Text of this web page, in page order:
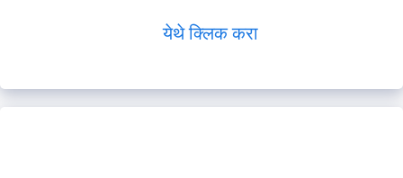
येथे क्लिक करा